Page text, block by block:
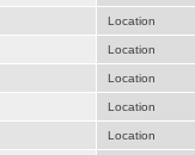
Location
Location
Location
Location
Location